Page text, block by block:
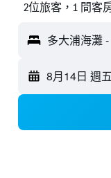
2位旅客，1 間客
多大浦海灘
8月14日 週五